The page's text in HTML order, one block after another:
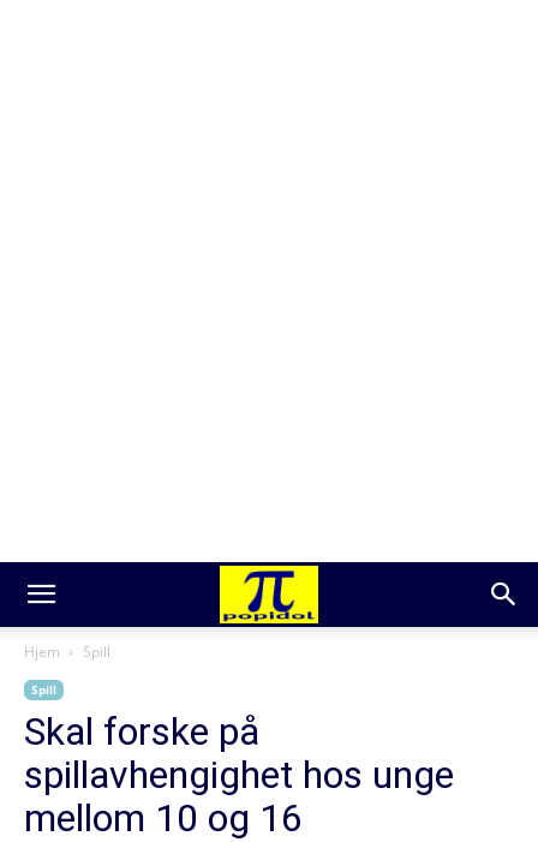
Hjem Spill
Spill
Skal forske på
spillavhengighet hos unge
mellom 10 og 16